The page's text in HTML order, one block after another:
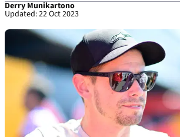
Derry Munikartono
Updated: 22 Oct 2023